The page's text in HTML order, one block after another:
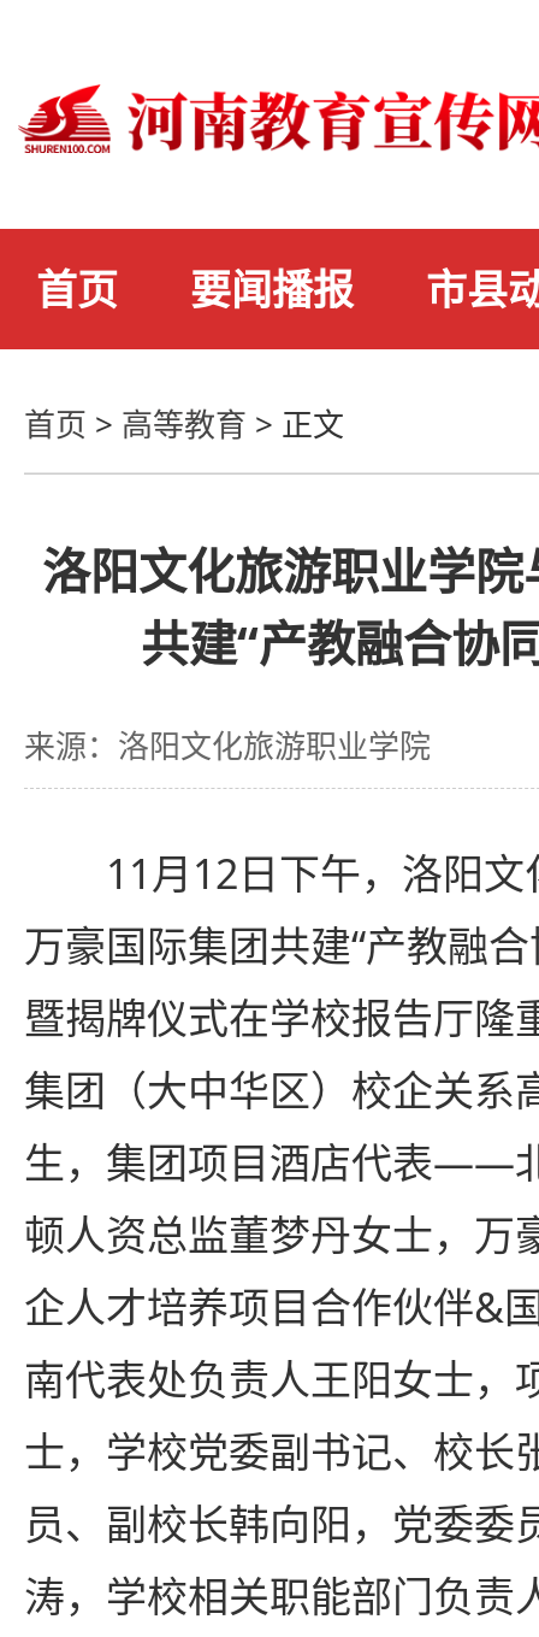
首页 要闻播报 市县
首页 > 高等教育 > 正文
洛阳文化旅游职业学
共建“产教融合协
来源：洛阳文化旅游职业学院
11月12日下午，洛阳
万豪国际集团共建“产教融
暨揭牌仪式在学校报告厅隆
集团（大中华区）校企关系
生，集团项目酒店代表——
顿人资总监董梦丹女士，万
企人才培养项目合作伙伴&
南代表处负责人王阳女士，
士，学校党委副书记、校长
员、副校长韩向阳，党委委
涛，学校相关职能部门负责